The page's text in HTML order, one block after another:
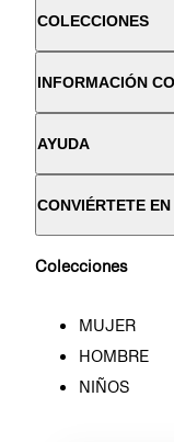
COLECCIONES
INFORMACIÓN
AYUDA
CONVIÉRTETE
Colecciones
MUJER
HOMBRE
NIÑOS